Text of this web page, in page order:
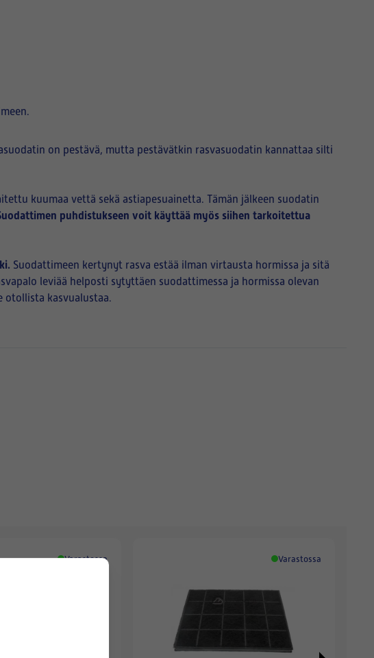
on pestävä, mutta pestävätkin rasvasuodatin kannattaa silti
kuumaa vettä sekä astiapesuainetta. Tämän jälkeen suodatin
puhdistukseen voit käyttää myös siihen tarkoitettua
Suodattimeen kertynyt rasva estää ilman virtausta hormissa ja sitä
leviää helposti sytyttäen suodattimessa ja hormissa olevan
otollista kasvualustaa.
Varastossa Varastossa